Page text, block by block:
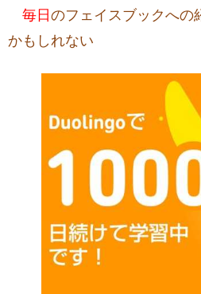
毎日のフェイスブックへの
かもしれない